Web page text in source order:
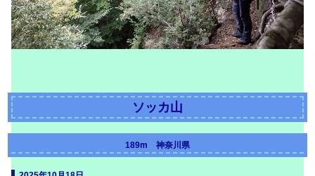
ソッカ山
189m 神奈川県